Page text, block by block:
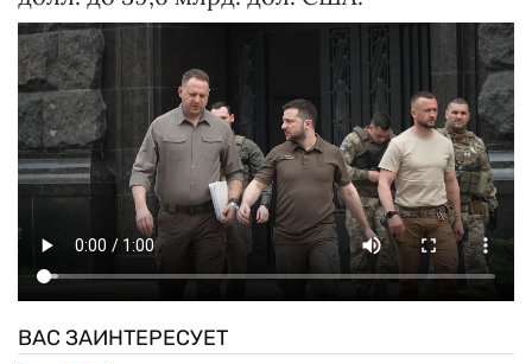
ВАС ЗАИНТЕРЕСУЕТ